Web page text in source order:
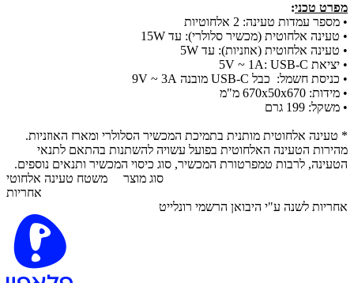
מפרט טכני:
• מספר עמדות טעינה: 2 אלחוטיות
• טעינה אלחוטית (מכשיר סלולרי): עד 15W
• טעינה אלחוטית (אוזניות): עד 5W
• יציאת 5V ~ 1A: USB-C
• כניסת חשמל: כבל USB-C מובנה 9V ~ 3A
• מידות: 670x50x670 מ"מ
• משקל: 199 גרם
* טעינה אלחוטית מותנית בתמיכת המכשיר הסלולרי ומארז האוזניות.
מהירות הטעינה האלחוטית בפועל עשויה להשתנות בהתאם לתנאי
הטעינה, לרבות טמפרטורת המכשיר, סוג כיסוי המכשיר ותנאים נוספים.
סוג מוצר משטח טעינה אלחוטי
אחריות
אחריות לשנה ע"י היבואן הרשמי רונלייט